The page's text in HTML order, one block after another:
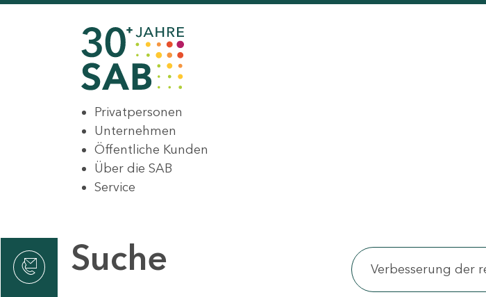
Privatpersonen
Unternehmen
Öffentliche Kunden
Über die SAB
Service
Suche